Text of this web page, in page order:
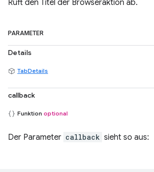
Ruft den Titel der Browseraktion ab.
PARAMETER
Details
TabDetails
callback
Funktion optional
Der Parameter callback sieht so aus: